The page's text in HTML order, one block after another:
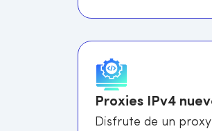
Proxies IPv4
Disfrute de un